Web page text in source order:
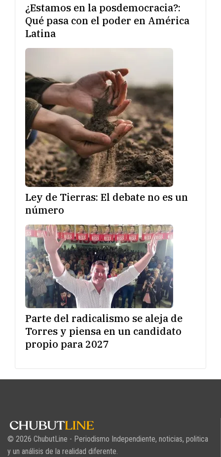
¿Estamos en la posdemocracia?:
Qué pasa con el poder en América
Latina
Ley de Tierras: El debate no es un
número
Parte del radicalismo se aleja de
Torres y piensa en un candidato
propio para 2027
© 2026 ChubutLine - Periodismo Independiente, noticias, politica
y un análisis de la realidad diferente.